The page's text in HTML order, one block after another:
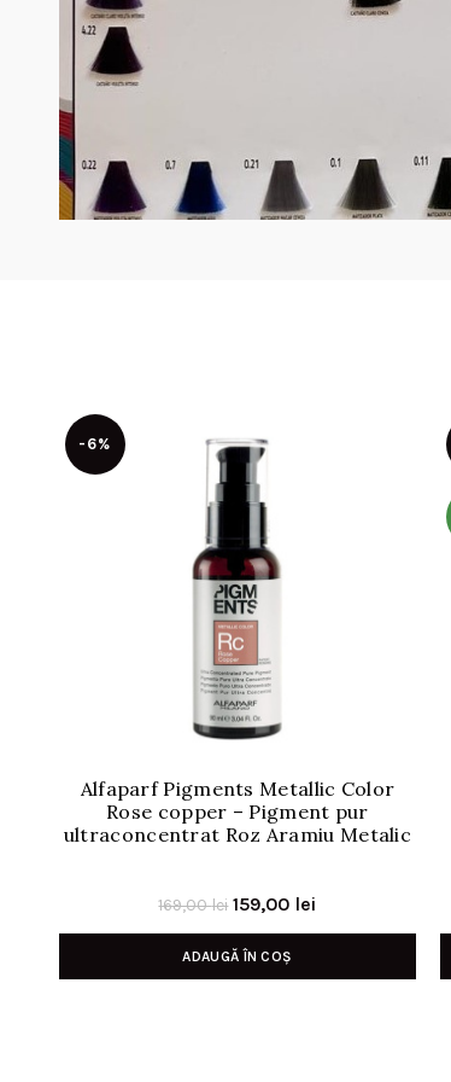
-6%
Alfaparf Pigments Metallic Color
Rose copper – Pigment pur
ultraconcentrat Roz Aramiu Metalic
169,00lei Prețul
inițial
a
159,00 lei
curent
ADAUGĂ ÎN COȘ